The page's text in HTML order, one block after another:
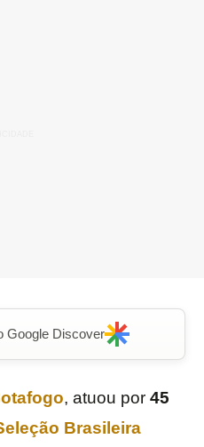
Google Discover
, atuou por 45
Brasileira